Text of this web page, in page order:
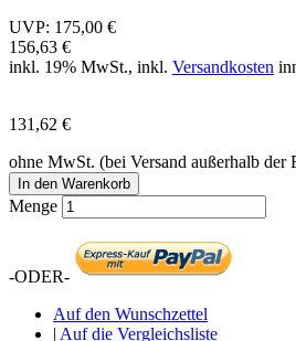
UVP: 175,00 €
156,63 €
inkl. 19% MwSt., inkl. Versandkosten
131,62 €
ohne MwSt. (bei Versand außerhalb der
In den Warenkorb
Menge
-ODER-
Auf den Wunschzettel
| Auf die Vergleichsliste